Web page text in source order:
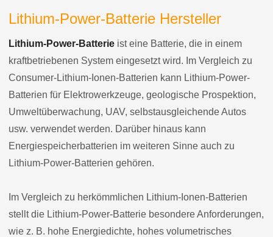
Lithium-Power-Batterie Hersteller
Lithium-Power-Batterie ist eine Batterie, die in einem
kraftbetriebenen System eingesetzt wird. Im Vergleich zu
Consumer-Lithium-Ionen-Batterien kann Lithium-Power-
Batterien für Elektrowerkzeuge, geologische Prospektion,
Umweltüberwachung, UAV, selbstausgleichende Autos
usw. verwendet werden. Darüber hinaus kann
Energiespeicherbatterien im weiteren Sinne auch zu
Lithium-Power-Batterien gehören.
Im Vergleich zu herkömmlichen Lithium-Ionen-Batterien
stellt die Lithium-Power-Batterie besondere Anforderungen,
wie z. B. hohe Energiedichte, hohes volumetrisches